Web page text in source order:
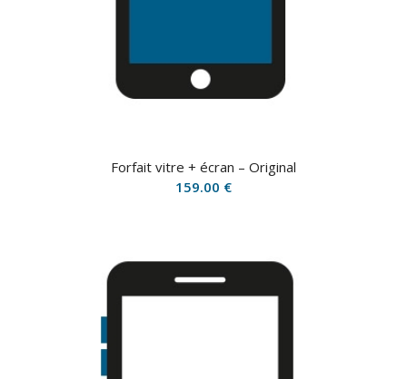
Forfait vitre + écran – Original
159.00 €